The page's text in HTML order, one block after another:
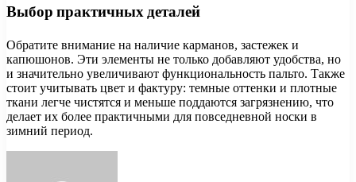
Выбор практичных деталей
Обратите внимание на наличие карманов, застежек и
капюшонов. Эти элементы не только добавляют удобства, но
и значительно увеличивают функциональность пальто. Также
стоит учитывать цвет и фактуру: темные оттенки и плотные
ткани легче чистятся и меньше поддаются загрязнению, что
делает их более практичными для повседневной носки в
зимний период.